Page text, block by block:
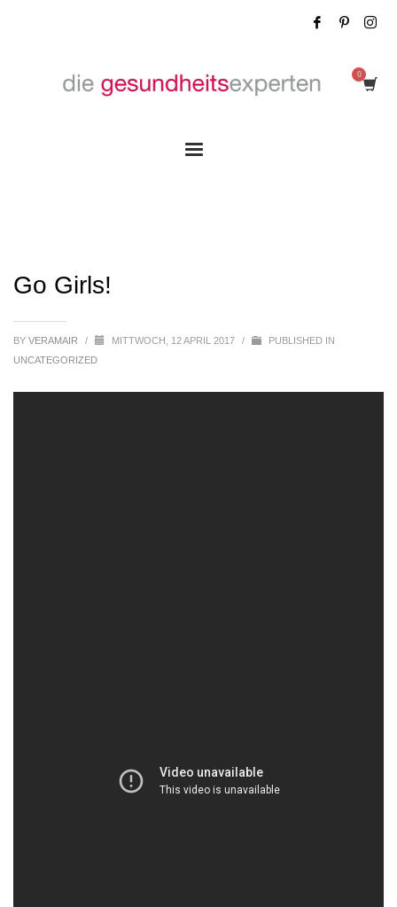
Go Girls!
BY VERAMAIR / MITTWOCH, 12 APRIL 2017 /
PUBLISHED IN
UNCATEGORIZED